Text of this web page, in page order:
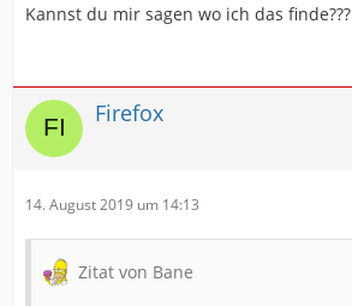
Kannst du mir sagen wo ich das finde???
Firefox
14. August 2019 um 14:13
Zitat von Bane